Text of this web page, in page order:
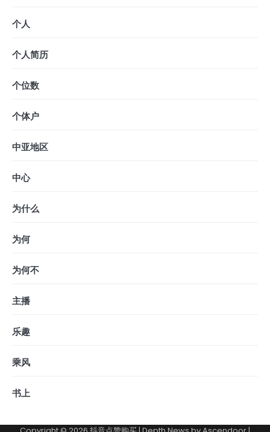
个人
个人简历
个位数
个体户
中亚地区
中心
为什么
为何
为何不
主播
乐趣
乘风
书上